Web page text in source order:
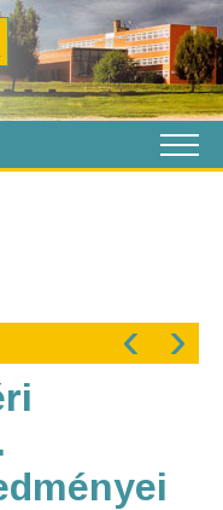
‹ ›